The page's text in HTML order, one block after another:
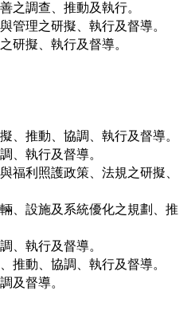
之調查、推動及執行。
管理之研擬、執行及督導。
研擬、執行及督導。
、推動、協調、執行及督導。
、執行及督導。
福利照護政策、法規之研擬、
、設施及系統優化之規劃、推
、執行及督導。
推動、協調、執行及督導。
及督導。